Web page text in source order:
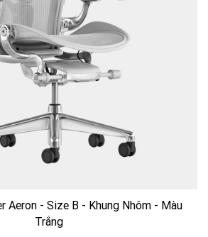
Aeron - Size B - Khung Nhôm - Màu
Trắng